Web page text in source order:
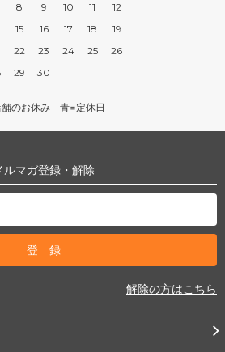
8 9 10 11
12
15 16 17 18
19
22 23 24 25
26
29 30
舗のお休み 青=定休日
ルマガ登録・解除
解除の方はこちら